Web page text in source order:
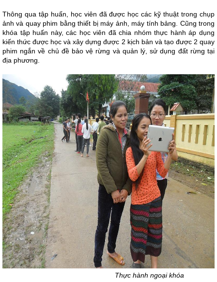
Thông qua tập huấn, học viên đã được học các kỹ thuật trong chụp
ảnh và quay phim bằng thiết bị máy ảnh, máy tính bảng. Cũng trong
khóa tập huấn này, các học viên đã chia nhóm thực hành áp dụng
kiến thức được học và xây dựng được 2 kịch bản và tạo được 2 quay
phim ngắn về chủ đề bảo vệ rừng và quản lý, sử dụng đất rừng tại
địa phương.
Thực hành ngoại khóa